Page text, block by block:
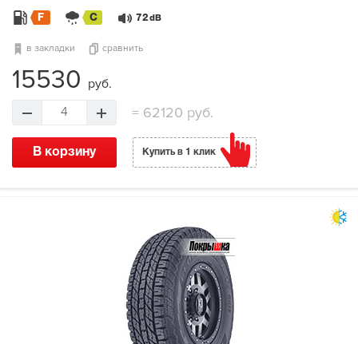
F C 72 dB
в закладки сравнить
15530 руб.
4 =62120 руб.
В корзину Купить в 1 клик